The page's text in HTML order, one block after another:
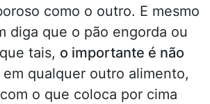
como o outro. E mesmo
diga que o pão engorda ou
tais, o importante é não
em qualquer outro alimento,
o que coloca por cima